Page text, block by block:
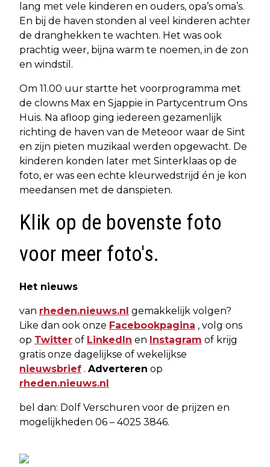
lang met vele kinderen en ouders, opa’s oma’s.
En bij de haven stonden al veel kinderen achter
de dranghekken te wachten. Het was ook
prachtig weer, bijna warm te noemen, in de zon
en windstil.
Om 11.00 uur startte het voorprogramma met
de clowns Max en Sjappie in Partycentrum Ons
Huis. Na afloop ging iedereen gezamenlijk
richting de haven van de Meteoor waar de Sint
en zijn pieten muzikaal werden opgewacht. De
kinderen konden later met Sinterklaas op de
foto, er was een echte kleurwedstrijd én je kon
meedansen met de danspieten.
Klik op de bovenste foto
voor meer foto's.
Het nieuws
van rheden.nieuws.nl gemakkelijk volgen?
Like dan ook onze Facebookpagina , volg ons
op Twitter of LinkedIn en Instagram of krijg
gratis onze dagelijkse of wekelijkse
nieuwsbrief . Adverteren op
rheden.nieuws.nl
bel dan: Dolf Verschuren voor de prijzen en
mogelijkheden 06 – 4025 3846.